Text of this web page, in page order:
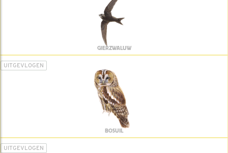
GIERZWALUW
UITGEVLOGEN
BOSUIL
UITGEVLOGEN